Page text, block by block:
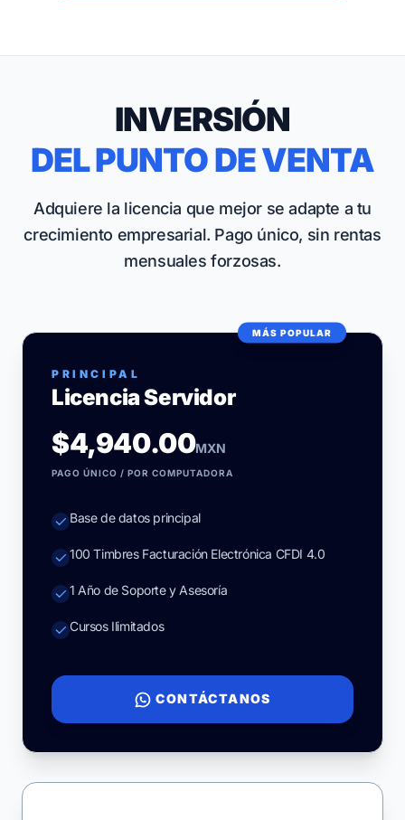
INVERSIÓN
DEL PUNTO DE VENTA
Adquiere la licencia que mejor se adapte a tu
crecimiento empresarial. Pago único, sin rentas
mensuales forzosas.
MÁS POPULAR
PRINCIPAL
Licencia Servidor
$4,940.00MXN
PAGO ÚNICO / POR COMPUTADORA
Base de datos principal
100 Timbres Facturación Electrónica CFDI 4.0
1 Año de Soporte y Asesoría
Cursos Ilimitados
CONTÁCTANOS